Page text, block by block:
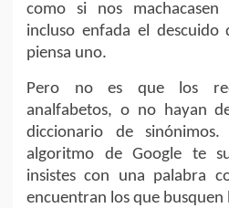
como si nos
incluso enfada el
piensa uno.
Pero no es que los
analfabetos, o no hayan
diccionario de
algoritmo de Google te
insistes con una palabra
encuentran los que busquen